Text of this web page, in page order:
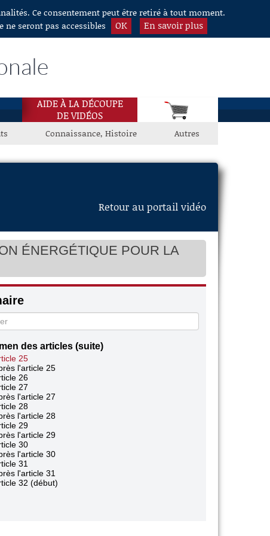
Ce consentement peut être retiré à tout moment.
ne seront pas accessibles
OK En savoir plus
AIDE À LA DÉCOUPE
DE VIDÉOS
Connaissance, Histoire Autres
Retour au portail vidéo
ÉNERGÉTIQUE POUR LA
des articles (suite)
25
l'article 25
26
27
l'article 27
28
l'article 28
29
l'article 29
30
l'article 30
31
l'article 31
32 (début)